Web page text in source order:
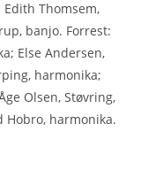
Thomsem,
banjo. Forrest:
Else Andersen,
harmonika;
Olsen, Støvring,
Hobro, harmonika.